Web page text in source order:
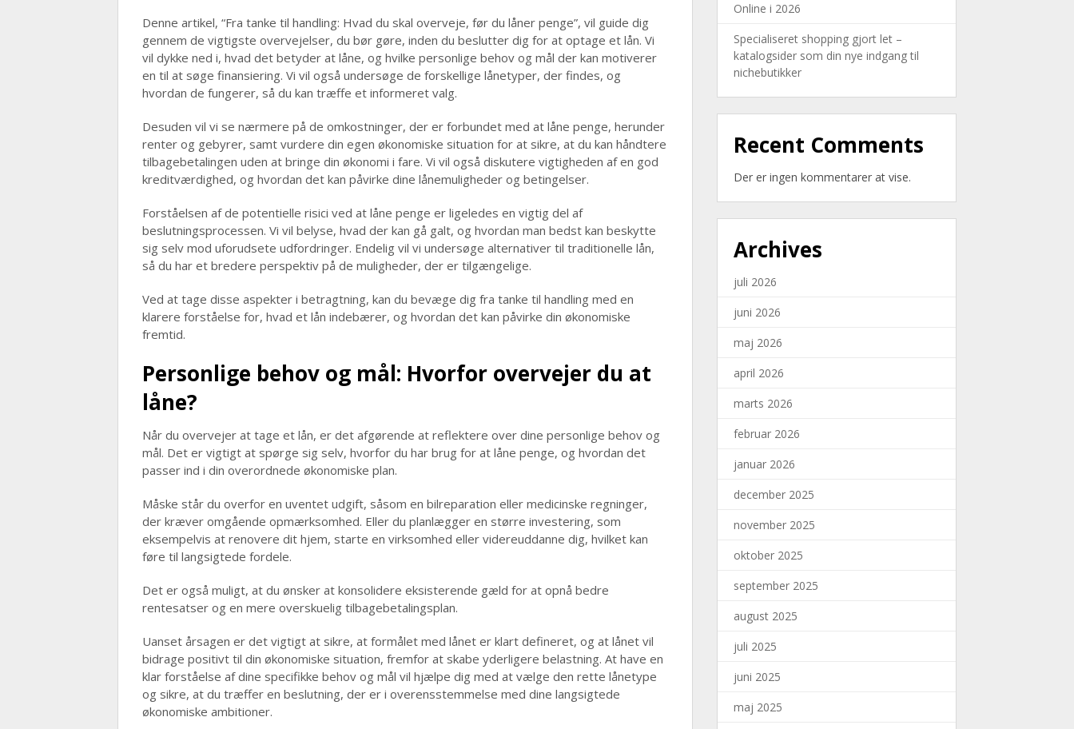
Denne artikel, “Fra tanke til handling: Hvad du skal overveje, før du låner penge”, vil guide dig
gennem de vigtigste overvejelser, du bør gøre, inden du beslutter dig for at optage et lån. Vi
vil dykke ned i, hvad det betyder at låne, og hvilke personlige behov og mål der kan motiverer
en til at søge finansiering. Vi vil også undersøge de forskellige lånetyper, der findes, og
hvordan de fungerer, så du kan træffe et informeret valg.
Desuden vil vi se nærmere på de omkostninger, der er forbundet med at låne penge, herunder
renter og gebyrer, samt vurdere din egen økonomiske situation for at sikre, at du kan håndtere
tilbagebetalingen uden at bringe din økonomi i fare. Vi vil også diskutere vigtigheden af en god
kreditværdighed, og hvordan det kan påvirke dine lånemuligheder og betingelser.
Forståelsen af de potentielle risici ved at låne penge er ligeledes en vigtig del af
beslutningsprocessen. Vi vil belyse, hvad der kan gå galt, og hvordan man bedst kan beskytte
sig selv mod uforudsete udfordringer. Endelig vil vi undersøge alternativer til traditionelle lån,
så du har et bredere perspektiv på de muligheder, der er tilgængelige.
Ved at tage disse aspekter i betragtning, kan du bevæge dig fra tanke til handling med en
klarere forståelse for, hvad et lån indebærer, og hvordan det kan påvirke din økonomiske
fremtid.
Personlige behov og mål: Hvorfor overvejer du at
låne?
Når du overvejer at tage et lån, er det afgørende at reflektere over dine personlige behov og
mål. Det er vigtigt at spørge sig selv, hvorfor du har brug for at låne penge, og hvordan det
passer ind i din overordnede økonomiske plan.
Måske står du overfor en uventet udgift, såsom en bilreparation eller medicinske regninger,
der kræver omgående opmærksomhed. Eller du planlægger en større investering, som
eksempelvis at renovere dit hjem, starte en virksomhed eller videreuddanne dig, hvilket kan
føre til langsigtede fordele.
Det er også muligt, at du ønsker at konsolidere eksisterende gæld for at opnå bedre
rentesatser og en mere overskuelig tilbagebetalingsplan.
Uanset årsagen er det vigtigt at sikre, at formålet med lånet er klart defineret, og at lånet vil
bidrage positivt til din økonomiske situation, fremfor at skabe yderligere belastning. At have en
klar forståelse af dine specifikke behov og mål vil hjælpe dig med at vælge den rette lånetype
og sikre, at du træffer en beslutning, der er i overensstemmelse med dine langsigtede
økonomiske ambitioner.
Online i 2026
Specialiseret shopping gjort let –
katalogsider som din nye indgang til
nichebutikker
Recent Comments
Der er ingen kommentarer at vise.
Archives
juli 2026
juni 2026
maj 2026
april 2026
marts 2026
februar 2026
januar 2026
december 2025
november 2025
oktober 2025
september 2025
august 2025
juli 2025
juni 2025
maj 2025